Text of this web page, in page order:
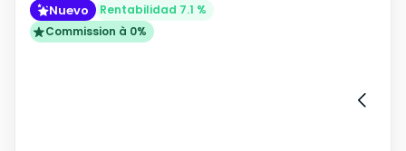
Nuevo
Rentabilidad 7.1 %
Commission à 0%